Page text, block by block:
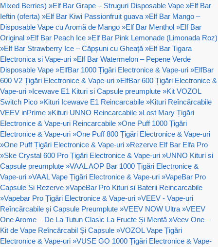
Mixed Berries) »Elf Bar Grape – Struguri Disposable Vape »Elf Bar
Ieftin (oferta) »Elf Bar Kiwi Passionfruit guava »Elf Bar Mango –
Disposable Vape cu Aromă de Mango »Elf Bar Menthol »Elf Bar
Original »Elf Bar Peach Ice »Elf Bar Pink Lemonade (Limonada Roz)
»Elf Bar Strawberry Ice – Căpșuni cu Gheață »Elf Bar Tigara
Electronica si Vape-uri »Elf Bar Watermelon – Pepene Verde
Disposable Vape »ElfBar 1000 Țigări Electronice & Vape-uri »ElfBar
600 V2 Țigări Electronice & Vape-uri »ElfBar 600 Țigări Electronice &
Vape-uri »Icewave E1 Kituri si Capsule preumplute »Kit VOZOL
Switch Pico »Kituri Icewave E1 Reincarcabile »Kituri Reîncărcabile
VEEV inPrime »Kituri UNNO Reincarcabile »Lost Mary Țigări
Electronice & Vape-uri Reincarcabile »One Puff 1000 Țigări
Electronice & Vape-uri »One Puff 800 Țigări Electronice & Vape-uri
»One Puff Țigări Electronice & Vape-uri »Rezerve Elf Bar Elfa Pro
»Ske Crystal 600 Pro Țigări Electronice & Vape-uri »UNNO Kituri si
Capsule preumplute »VAAL AOP Bar 1000 Țigări Electronice &
Vape-uri »VAAL Vape Țigări Electronice & Vape-uri »VapeBar Pro
Capsule Si Rezerve »VapeBar Pro Kituri si Baterii Reincarcabile
»Vapebar Pro Țigări Electronice & Vape-uri »VEEV - Vape-uri
Reîncărcabile și Capsule Preumplute »VEEV NOW Ultra »VEEV
One Arome – De La Tutun Clasic La Fructe Și Mentă »Veev One –
Kit de Vape Reîncărcabil Și Capsule »VOZOL Vape Țigări
Electronice & Vape-uri »VUSE GO 1000 Țigări Electronice & Vape-